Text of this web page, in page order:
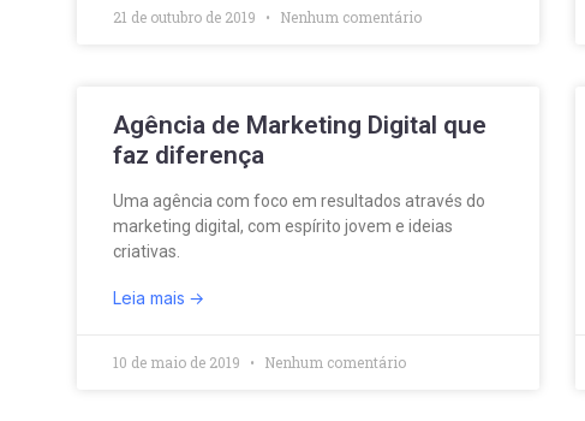
21 de outubro de 2019 Nenhum comentário
Agência de Marketing Digital que
faz diferença
Uma agência com foco em resultados através do
marketing digital, com espírito jovem e ideias
criativas.
Leia mais
10 de maio de 2019 Nenhum comentário